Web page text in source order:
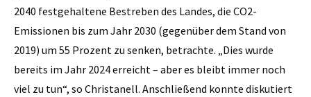
2040 festgehaltene Bestreben des Landes, die CO2-
Emissionen bis zum Jahr 2030 (gegenüber dem Stand von
2019) um 55 Prozent zu senken, betrachte. „Dies wurde
bereits im Jahr 2024 erreicht – aber es bleibt immer noch
viel zu tun“, so Christanell. Anschließend konnte diskutiert